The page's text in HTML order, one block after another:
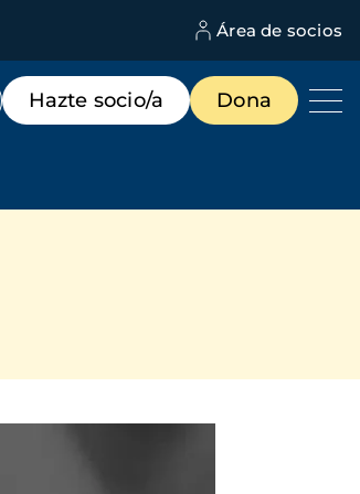
Área de socios
Menú
de
destacados
Hazte socio/a Dona